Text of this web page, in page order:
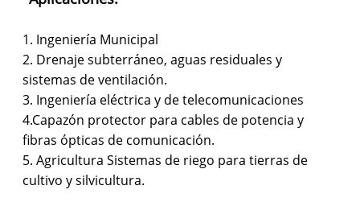
1. Ingeniería Municipal
2. Drenaje subterráneo, aguas residuales y
sistemas de ventilación.
3. Ingeniería eléctrica y de telecomunicaciones
4.Capazón protector para cables de potencia y
fibras ópticas de comunicación.
5. Agricultura Sistemas de riego para tierras de
cultivo y silvicultura.